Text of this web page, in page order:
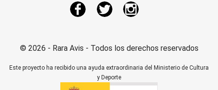
FacebookTwitter
© 2026 - Rara Avis - Todos los derechos reservados
Este proyecto ha recibido una ayuda extraordinaria del Ministerio de Cultura
y Deporte